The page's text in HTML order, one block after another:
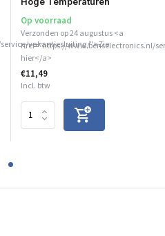
vakantiesluiting/">Zie
Op voorraad
Verzonden op 24 augustus <a
href="https://www.benselectronics.nl/
hier</a>
€11,49
Incl. btw